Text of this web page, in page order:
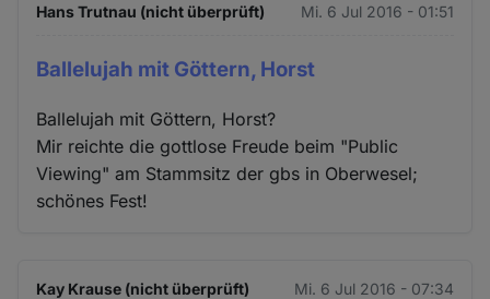
Hans Trutnau (nicht überprüft) Mi. 6 Jul 2016 - 01:51
Ballelujah mit Göttern, Horst
Ballelujah mit Göttern, Horst?
Mir reichte die gottlose Freude beim "Public
Viewing" am Stammsitz der gbs in Oberwesel;
schönes Fest!
Kay Krause (nicht überprüft) Mi. 6 Jul 2016 - 07:34